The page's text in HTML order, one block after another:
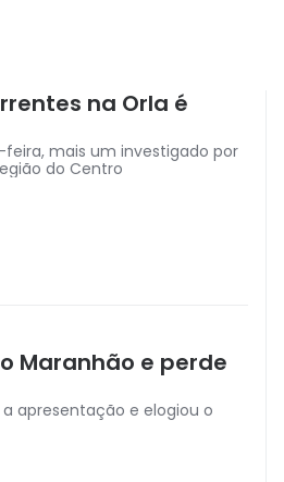
na Orla é
mais um investigado por
do Centro
Maranhão e perde
apresentação e elogiou o